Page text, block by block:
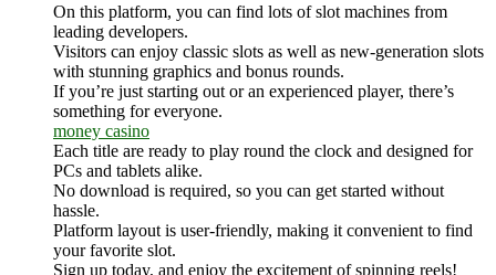
On this platform, you can find lots of slot machines from
leading developers.
Visitors can enjoy classic slots as well as new-generation slots
with stunning graphics and bonus rounds.
If you’re just starting out or an experienced player, there’s
something for everyone.
money casino
Each title are ready to play round the clock and designed for
PCs and tablets alike.
No download is required, so you can get started without
hassle.
Platform layout is user-friendly, making it convenient to find
your favorite slot.
Sign up today, and enjoy the excitement of spinning reels!